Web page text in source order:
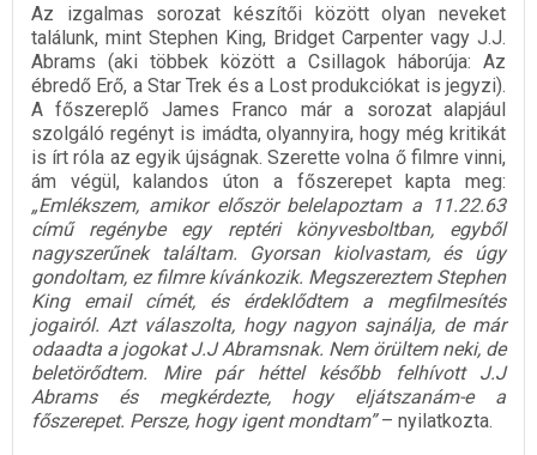
Az izgalmas sorozat készítői között olyan neveket
találunk, mint Stephen King, Bridget Carpenter vagy J.J.
Abrams (aki többek között a Csillagok háborúja: Az
ébredő Erő, a Star Trek és a Lost produkciókat is jegyzi).
A főszereplő James Franco már a sorozat alapjául
szolgáló regényt is imádta, olyannyira, hogy még kritikát
is írt róla az egyik újságnak. Szerette volna ő filmre vinni,
ám végül, kalandos úton a főszerepet kapta meg:
„Emlékszem, amikor először belelapoztam a 11.22.63
című regénybe egy reptéri könyvesboltban, egyből
nagyszerűnek találtam. Gyorsan kiolvastam, és úgy
gondoltam, ez filmre kívánkozik. Megszereztem Stephen
King email címét, és érdeklődtem a megfilmesítés
jogairól. Azt válaszolta, hogy nagyon sajnálja, de már
odaadta a jogokat J.J Abramsnak. Nem örültem neki, de
beletörődtem. Mire pár héttel később felhívott J.J
Abrams és megkérdezte, hogy eljátszanám-e a
főszerepet. Persze, hogy igent mondtam”– nyilatkozta.